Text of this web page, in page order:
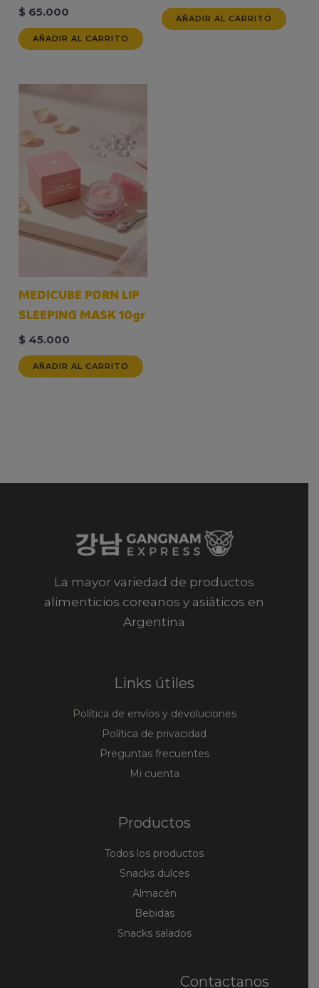
$ 65.000
AÑADIR AL CARRITO
AÑADIR AL CARRITO
MEDICUBE PDRN LIP
SLEEPING MASK 10gr
$ 45.000
AÑADIR AL CARRITO
La mayor variedad de productos
alimenticios coreanos y asiáticos en
Argentina
Links útiles
Política de envíos y devoluciones
Política de privacidad
Preguntas frecuentes
Mi cuenta
Productos
Todos los productos
Snacks dulces
Almacén
Bebidas
Snacks salados
Contactanos